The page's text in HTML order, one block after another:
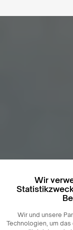
Wir
Wir und unsere
Technologien, um